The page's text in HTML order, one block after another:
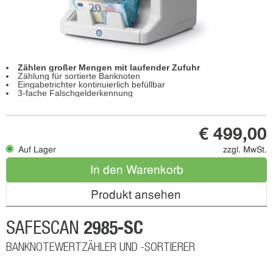
Zählen großer Mengen mit laufender Zufuhr
Zählung für sortierte Banknoten
Eingabetrichter kontinuierlich befüllbar
3-fache Falschgelderkennung
Auf Lager
€ 499,00
zzgl. MwSt.
In den Warenkorb
Produkt ansehen
SAFESCAN 2985-SC
BANKNOTEWERTZÄHLER UND -SORTIERER